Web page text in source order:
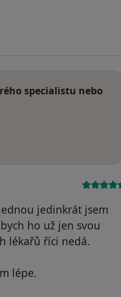
specialistu nebo
jedinkrát jsem
ho už jen svou
lékařů říci nedá.
lépe.